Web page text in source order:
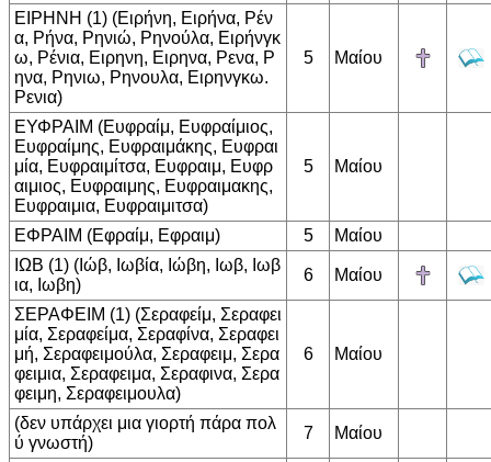
ΕΙΡΗΝΗ (1) (Ειρήνη, Ειρήνα, Ρέν
α, Ρήνα, Ρηνιώ, Ρηνούλα, Ειρήνγκ
ω, Ρένια, Ειρηνη, Ειρηνα, Ρενα, Ρ
ηνα, Ρηνιω, Ρηνουλα, Ειρηνγκω.
Ρενια)
5 Μαίου
ΕΥΦΡΑΙΜ (Ευφραίμ, Ευφραίμιος,
Ευφραίμης, Ευφραιμάκης, Ευφραι
μία, Ευφραιμίτσα, Ευφραιμ, Ευφρ
αιμιος, Ευφραιμης, Ευφραιμακης,
Ευφραιμια, Ευφραιμιτσα)
5 Μαίου
ΕΦΡΑΙΜ (Εφραίμ, Εφραιμ) 5
Μαίου
ΙΩΒ (1) (Ιώβ, Ιωβία, Ιώβη, Ιωβ, Ιωβ
ια, Ιωβη)
6 Μαίου
ΣΕΡΑΦΕΙΜ (1) (Σεραφείμ, Σεραφει
μία, Σεραφείμα, Σεραφίνα, Σεραφει
μή, Σεραφειμούλα, Σεραφειμ, Σερα
φειμια, Σεραφειμα, Σεραφινα, Σερα
φειμη, Σεραφειμουλα)
6 Μαίου
(δεν υπάρχει μια γιορτή πάρα πολ
ύ γνωστή)
7 Μαίου